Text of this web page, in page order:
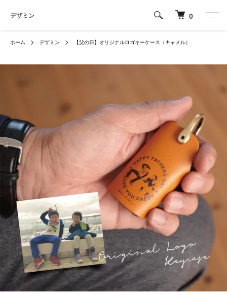
デザミン 0
ホーム デザミン 【父の日】オリジナルロゴキーケース（キャメル）